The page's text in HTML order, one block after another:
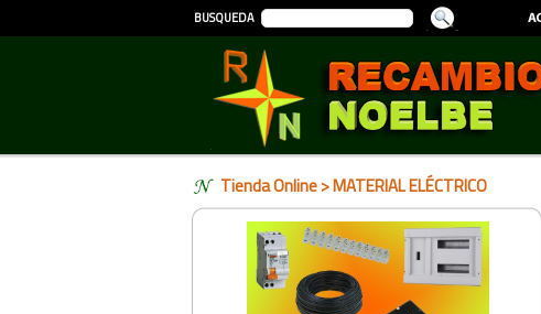
BUSQUEDA
Tienda Online> MATERIAL ELÉCTRICO